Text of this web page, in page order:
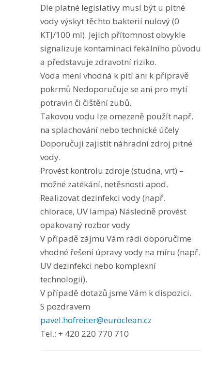
Dle platné legislativy musí být u pitné
vody výskyt těchto bakterií nulový (0
KTJ/100 ml). Jejich přítomnost obvykle
signalizuje kontaminaci fekálního původu
a představuje zdravotní riziko.
Voda mení vhodná k pití ani k přípravě
pokrmů Nedoporučuje se ani pro mytí
potravin či čištění zubů.
Takovou vodu lze omezeně použít např.
na splachování nebo technické účely
Doporučuji zajistit náhradní zdroj pitné
vody.
Provést kontrolu zdroje (studna, vrt) –
možné zatékání, netěsnosti apod.
Realizovat dezinfekci vody (např.
chlorace, UV lampa) Následně provést
opakovaný rozbor vody
V případě zájmu Vám rádi doporučíme
vhodné řešení úpravy vody na míru (např.
UV dezinfekci nebo komplexní
technologii).
V případě dotazů jsme Vám k dispozici.
S pozdravem
pavel.hofreiter@euroclean.cz
Tel.: + 420 220 770 710